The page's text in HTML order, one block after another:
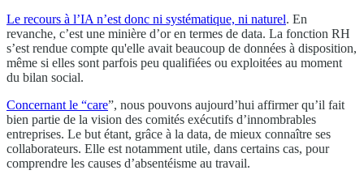
Le recours à l’IA n’est donc ni systématique, ni naturel. En
revanche, c’est une minière d’or en termes de data. La fonction RH
s’est rendue compte qu'elle avait beaucoup de données à disposition,
même si elles sont parfois peu qualifiées ou exploitées au moment
du bilan social.
Concernant le “care”, nous pouvons aujourd’hui affirmer qu’il fait
bien partie de la vision des comités exécutifs d’innombrables
entreprises. Le but étant, grâce à la data, de mieux connaître ses
collaborateurs. Elle est notamment utile, dans certains cas, pour
comprendre les causes d’absentéisme au travail.